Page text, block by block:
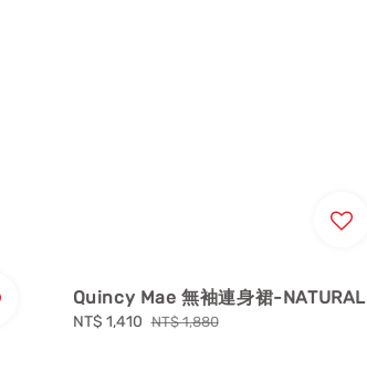
Quincy Mae 無袖連身裙-NATURAL
Sale
NT$ 1,410 Regular
NT$ 1,880